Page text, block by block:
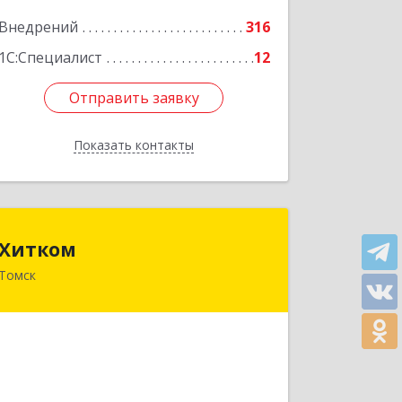
Внедрений
316
1С:Специалист
12
Отправить заявку
Показать контакты
Подробнее
Отправить заявку
Назад
Томск